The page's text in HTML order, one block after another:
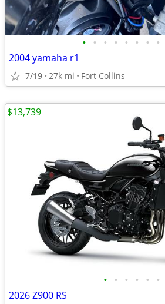
• • • • • • • •
2004 yamaha r1
7/19 27k mi Fort Collins
• • • • • •
2026 Z900 RS
$13,739